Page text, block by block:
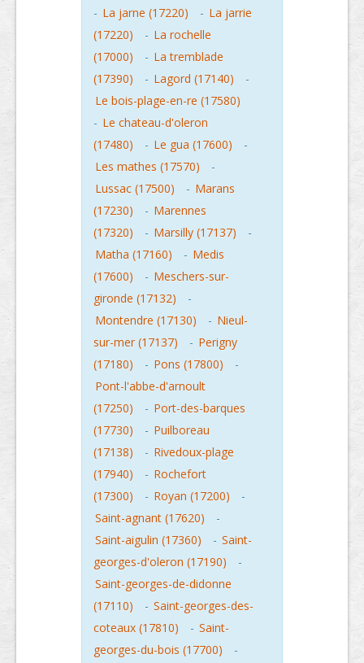
- La jarne (17220) - La jarrie
(17220)
- La rochelle
(17000)
- La tremblade
(17390)
- Lagord (17140)
-
Le bois-plage-en-re (17580)
- Le chateau-d'oleron
(17480)
- Le gua (17600)
-
Les mathes (17570)
-
Lussac (17500)
- Marans
(17230)
- Marennes
(17320)
- Marsilly (17137)
-
Matha (17160)
- Medis
(17600)
- Meschers-sur-
gironde (17132)
-
Montendre (17130)
- Nieul-
sur-mer (17137)
- Perigny
(17180)
- Pons (17800)
-
Pont-l'abbe-d'arnoult
(17250)
- Port-des-barques
(17730)
- Puilboreau
(17138)
- Rivedoux-plage
(17940)
- Rochefort
(17300)
- Royan (17200)
-
Saint-agnant (17620)
-
Saint-aigulin (17360)
- Saint-
georges-d'oleron (17190)
-
Saint-georges-de-didonne
(17110)
- Saint-georges-des-
coteaux (17810)
- Saint-
georges-du-bois (17700)
-